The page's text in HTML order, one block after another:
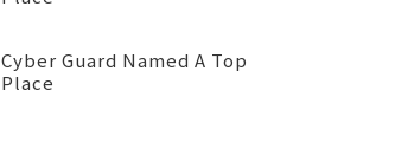
Cyber Guard Named A Top
Place